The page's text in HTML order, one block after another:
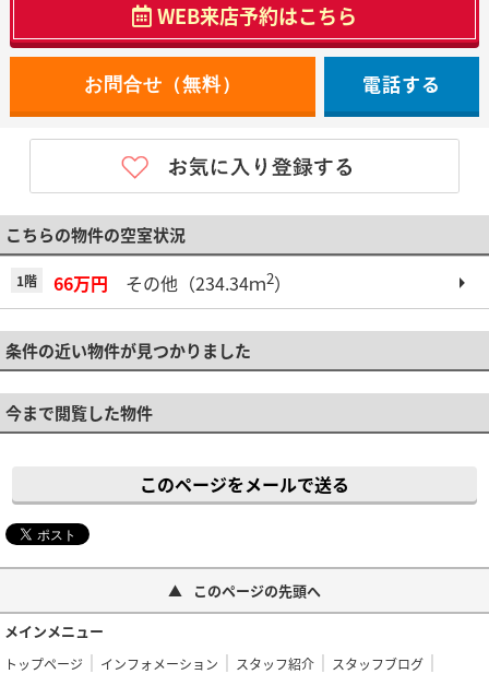
WEB来店予約はこちら
電話する
こちらの物件の空室状況
1階 66万円 その他（234.34ｍ2）
条件の近い物件が見つかりました
今まで閲覧した物件
このページをメールで送る
このページの先頭へ
メインメニュー
トップページ インフォメーション スタッフ紹介
スタッフブログ